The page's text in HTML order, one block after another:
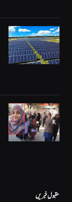
مقبول خبریں